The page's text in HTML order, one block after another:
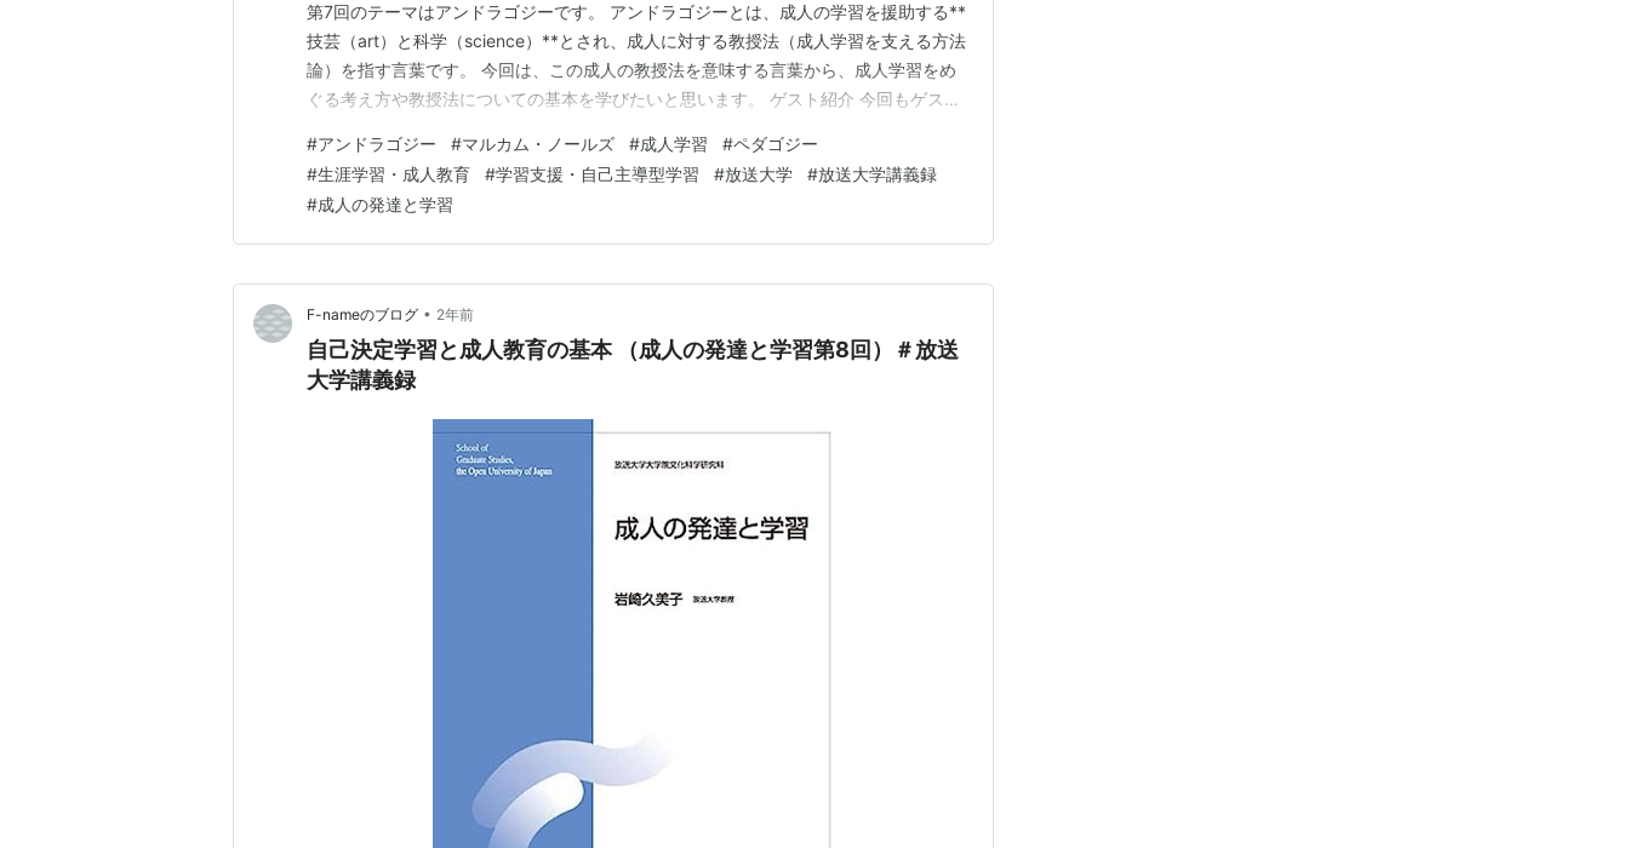
第7回のテーマはアンドラゴジーです。 アンドラゴジーとは、成人の学習を援助する**
技芸（art）と科学（science）**とされ、成人に対する教授法（成人学習を支える方法
論）を指す言葉です。 今回は、この成人の教授法を意味する言葉から、成人学習をめ
ぐる考え方や教授法についての基本を学びたいと思います。 ゲスト紹介 今回もゲスト
先生は、成人教育や生涯学習論を中心に、教育老年学・高齢者学習の研究にも長く取り
組まれてきました。 また、アメ…
#アンドラゴジー #マルカム・ノールズ #成人学習 #ペダゴジー
#生涯学習・成人教育 #学習支援・自己主導型学習 #放送大学 #放送大学講義録
#成人の発達と学習
F-nameのブログ • 2年前
自己決定学習と成人教育の基本 （成人の発達と学習第8回）＃放送
大学講義録